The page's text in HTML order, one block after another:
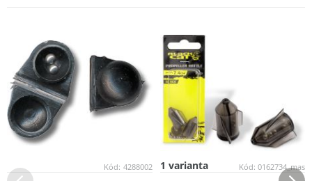
Kód: 4288002 Kód: 0162734_mas
1 varianta